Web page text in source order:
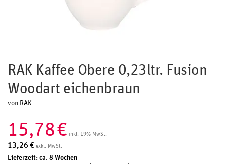
RAK Kaffee Obere 0,23ltr. Fusion
Woodart eichenbraun
von RAK
15,78€ inkl. 19% MwSt.
13,26 € exkl. MwSt.
Lieferzeit: ca. 8 Wochen